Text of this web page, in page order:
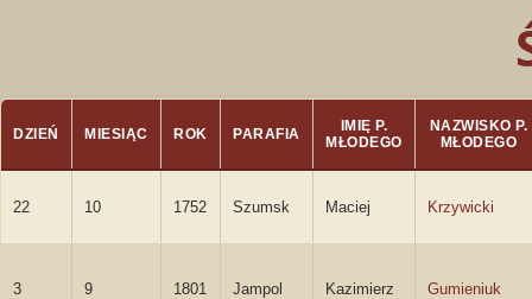
DZIEŃ MIESIĄC ROK PARAFIA
IMIĘ P.
MŁODEGO
NAZWISKO P.
MŁODEGO
22 10 1752 Szumsk Maciej Krzywicki
3 9 1801 Jampol Kazimierz Gumieniuk